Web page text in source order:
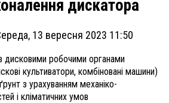
дискатора
13 вересня 2023 11:50
дисковими робочими органами
культиватори, комбіновані машини)
з урахуванням механіко-
і кліматичних умов